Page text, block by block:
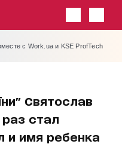
с Work.ua и KSE ProfTech
Святослав
стал
и имя ребенка